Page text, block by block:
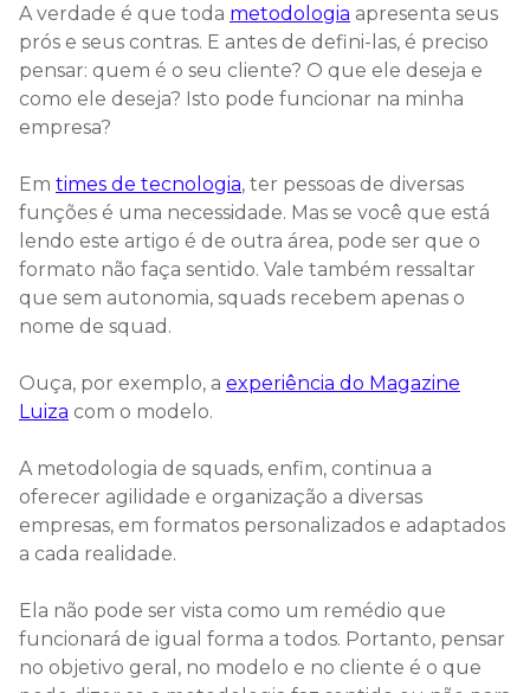
A verdade é que toda metodologia apresenta seus
prós e seus contras. E antes de defini-las, é preciso
pensar: quem é o seu cliente? O que ele deseja e
como ele deseja? Isto pode funcionar na minha
empresa?
Em times de tecnologia, ter pessoas de diversas
funções é uma necessidade. Mas se você que está
lendo este artigo é de outra área, pode ser que o
formato não faça sentido. Vale também ressaltar
que sem autonomia, squads recebem apenas o
nome de squad.
Ouça, por exemplo, a experiência do Magazine
Luiza com o modelo.
A metodologia de squads, enfim, continua a
oferecer agilidade e organização a diversas
empresas, em formatos personalizados e adaptados
a cada realidade.
Ela não pode ser vista como um remédio que
funcionará de igual forma a todos. Portanto, pensar
no objetivo geral, no modelo e no cliente é o que